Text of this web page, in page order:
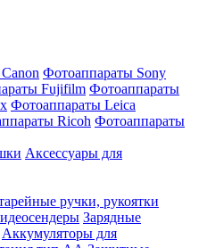
Фотоаппараты Sony
Fujifilm Фотоаппараты
Фотоаппараты Leica
Ricoh Фотоаппараты
Аксессуары для
ручки, рукоятки
Зарядные
Аккумуляторы для